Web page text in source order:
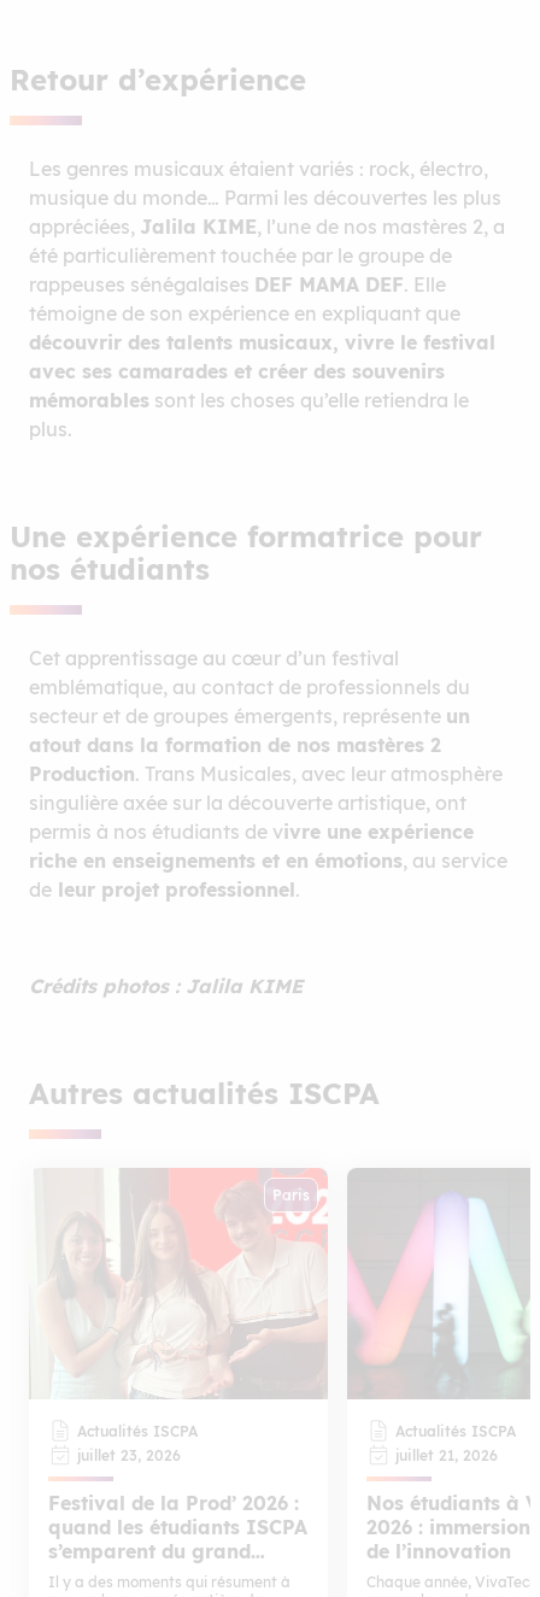
Retour d’expérience
Les genres musicaux étaient variés : rock, électro,
musique du monde… Parmi les découvertes les plus
appréciées, Jalila KIME, l’une de nos mastères 2, a
été particulièrement touchée par le groupe de
rappeuses sénégalaises DEF MAMA DEF. Elle
témoigne de son expérience en expliquant que
découvrir des talents musicaux, vivre le festival
avec ses camarades et créer des souvenirs
mémorables sont les choses qu’elle retiendra le
plus.
Une expérience formatrice pour
nos étudiants
Cet apprentissage au cœur d’un festival
emblématique, au contact de professionnels du
secteur et de groupes émergents, représente un
atout dans la formation de nos mastères 2
Production. Trans Musicales, avec leur atmosphère
singulière axée sur la découverte artistique, ont
permis à nos étudiants de vivre une expérience
riche en enseignements et en émotions, au service
de leur projet professionnel.
Crédits photos : Jalila KIME
Autres actualités ISCPA
Paris
Actualités ISCPA
juillet 23, 2026
Festival de la Prod’ 2026 :
quand les étudiants ISCPA
s’emparent du grand
écran
Il y a des moments qui résument à
Actualités ISCPA
juillet 21, 2026
Nos étudiants à
2026 :
de l’innovation
Chaque année, VivaTech